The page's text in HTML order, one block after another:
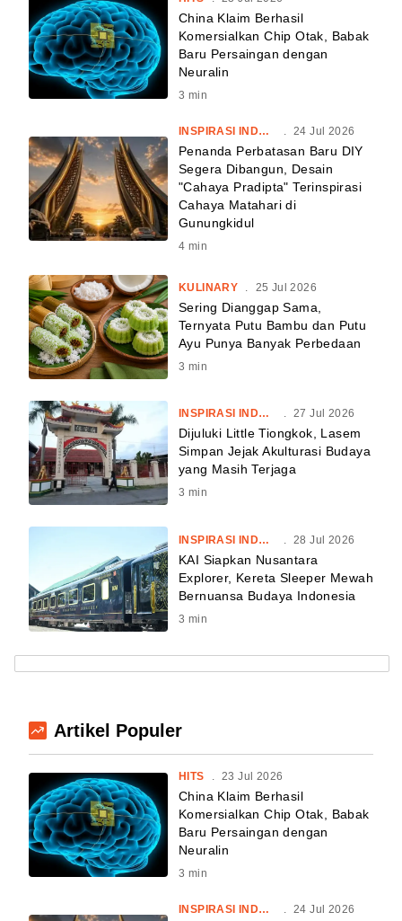
China Klaim Berhasil
Komersialkan Chip Otak, Babak
Baru Persaingan dengan
Neuralin
3 min
INSPIRASI INDONESIA . 24 Jul 2026
Penanda Perbatasan Baru DIY
Segera Dibangun, Desain
"Cahaya Pradipta" Terinspirasi
Cahaya Matahari di
Gunungkidul
4 min
KULINARY . 25 Jul 2026
Sering Dianggap Sama,
Ternyata Putu Bambu dan Putu
Ayu Punya Banyak Perbedaan
3 min
INSPIRASI INDONESIA . 27 Jul 2026
Dijuluki Little Tiongkok, Lasem
Simpan Jejak Akulturasi Budaya
yang Masih Terjaga
3 min
INSPIRASI INDONESIA 28 Jul 2026
KAI Siapkan Nusantara
Explorer, Kereta Sleeper Mewah
Bernuansa Budaya Indonesia
3 min
Artikel Populer
HITS 23 Jul 2026
China Klaim Berhasil
Komersialkan Chip Otak, Babak
Baru Persaingan dengan
Neuralin
3 min
INSPIRASI INDONESIA 24 Jul 2026